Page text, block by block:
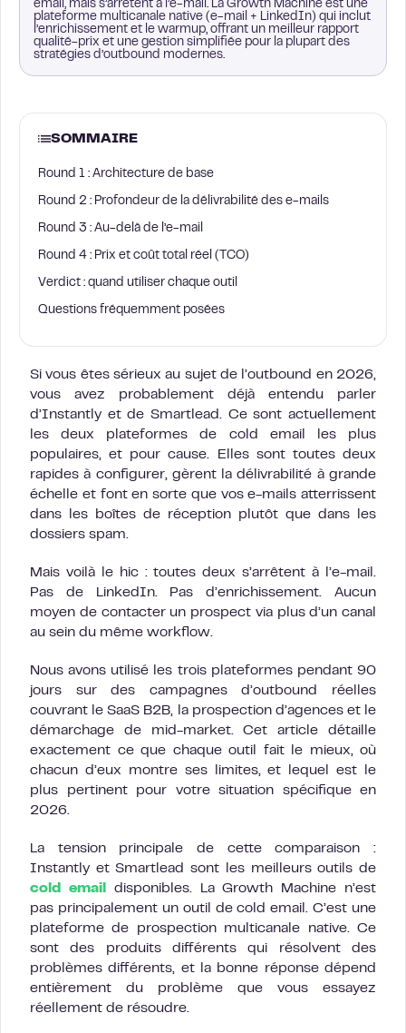
email, mais s’arrêtent à l’e-mail. La Growth Machine est une
plateforme multicanale native (e-mail + LinkedIn) qui inclut
l’enrichissement et le warmup, offrant un meilleur rapport
qualité-prix et une gestion simplifiée pour la plupart des
stratégies d’outbound modernes.
SOMMAIRE
Round 1 : Architecture de base
Round 2 : Profondeur de la délivrabilité des e-mails
Round 3 : Au-delà de l’e-mail
Round 4 : Prix et coût total réel (TCO)
Verdict : quand utiliser chaque outil
Questions fréquemment posées
Si vous êtes sérieux au sujet de l’outbound en 2026,
vous avez probablement déjà entendu parler
d’Instantly et de Smartlead. Ce sont actuellement
les deux plateformes de cold email les plus
populaires, et pour cause. Elles sont toutes deux
rapides à configurer, gèrent la délivrabilité à grande
échelle et font en sorte que vos e-mails atterrissent
dans les boîtes de réception plutôt que dans les
dossiers spam.
Mais voilà le hic : toutes deux s’arrêtent à l’e-mail.
Pas de LinkedIn. Pas d’enrichissement. Aucun
moyen de contacter un prospect via plus d’un canal
au sein du même workflow.
Nous avons utilisé les trois plateformes pendant 90
jours sur des campagnes d’outbound réelles
couvrant le SaaS B2B, la prospection d’agences et le
démarchage de mid-market. Cet article détaille
exactement ce que chaque outil fait le mieux, où
chacun d’eux montre ses limites, et lequel est le
plus pertinent pour votre situation spécifique en
2026.
La tension principale de cette comparaison :
Instantly et Smartlead sont les meilleurs outils de
cold email
disponibles. La Growth Machine n’est
pas principalement un outil de cold email. C’est une
plateforme de prospection multicanale native. Ce
sont des produits différents qui résolvent des
problèmes différents, et la bonne réponse dépend
entièrement du problème que vous essayez
réellement de résoudre.